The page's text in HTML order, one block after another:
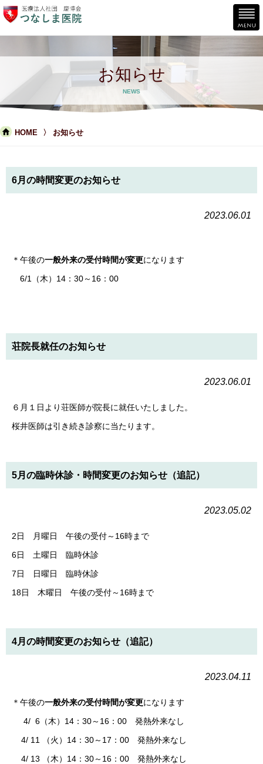
お知らせ
NEWS
HOME お知らせ
6月の時間変更のお知らせ
2023.06.01
＊午後の一般外来の受付時間が変更になります
6/1（木）14：30～16：00
荘院長就任のお知らせ
2023.06.01
６月１日より荘医師が院長に就任いたしました。
桜井医師は引き続き診察に当たります。
5月の臨時休診・時間変更のお知らせ（追記）
2023.05.02
2日 月曜日 午後の受付～16時まで
6日 土曜日 臨時休診
7日 日曜日 臨時休診
18日 木曜日 午後の受付～16時まで
4月の時間変更のお知らせ（追記）
2023.04.11
＊午後の一般外来の受付時間が変更になります
4/ 6（木）14：30～16：00 発熱外来なし
4/ 11 （火）14：30～17：00 発熱外来なし
4/ 13 （木）14：30～16：00 発熱外来なし